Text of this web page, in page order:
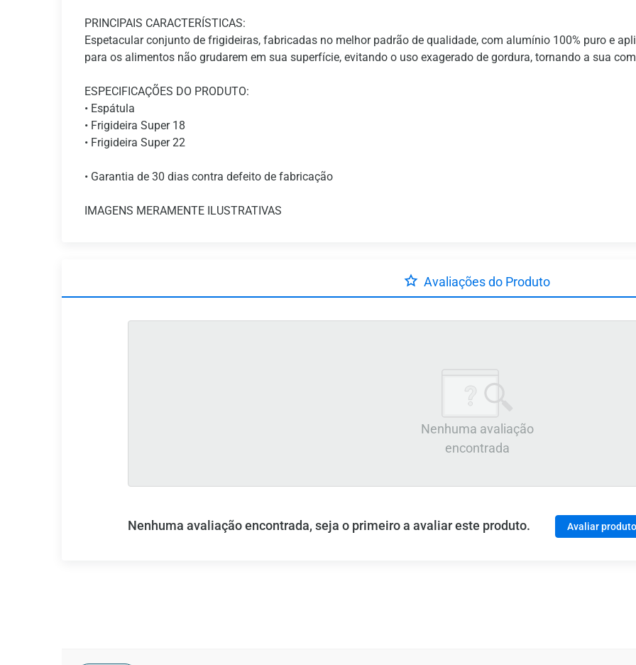
PRINCIPAIS CARACTERÍSTICAS:
Espetacular conjunto de frigideiras, fabricadas no melhor padrão de qualidade, com alumínio 100% puro e
para os alimentos não grudarem em sua superfície, evitando o uso exagerado de gordura, tornando a sua
ESPECIFICAÇÕES DO PRODUTO:
• Espátula
• Frigideira Super 18
• Frigideira Super 22
• Garantia de 30 dias contra defeito de fabricação
IMAGENS MERAMENTE ILUSTRATIVAS
Avaliações do Produto
Nenhuma avaliação
encontrada
Nenhuma avaliação encontrada, seja o primeiro a avaliar este produto. Avaliar produto